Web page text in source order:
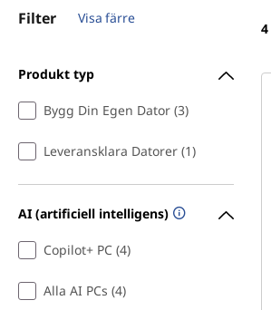
Filter Visa färre
Produkt typ
Bygg Din Egen Dator (3)
Leveransklara Datorer (1)
AI (artificiell intelligens)
Copilot+ PC (4)
Alla AI PCs (4)
4